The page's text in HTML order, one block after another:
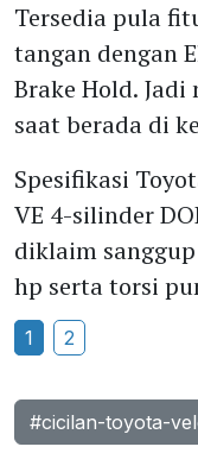
Tersedia pula
tangan dengan
Brake Hold.
saat berada di
Spesifikasi
VE 4-silinder
diklaim
hp serta torsi
1 2
#cicilan-toyota-